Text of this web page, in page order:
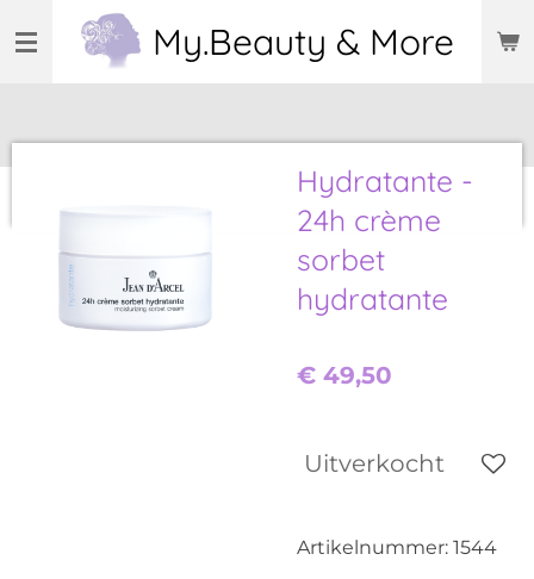
direct
My.Beauty & More
Hydratante -
24h crème
sorbet
hydratante
€ 49,50
Uitverkocht
Artikelnummer: 1544